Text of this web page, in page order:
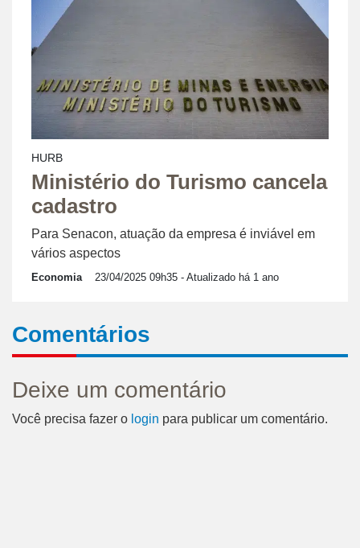
HURB
Ministério do Turismo cancela
cadastro
Para Senacon, atuação da empresa é inviável em
vários aspectos
Economia 23/04/2025 09h35 - Atualizado há 1 ano
Comentários
Deixe um comentário
Você precisa fazer o login para publicar um comentário.